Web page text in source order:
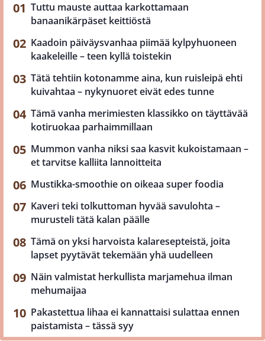
Tuttu mauste auttaa karkottamaan
banaanikärpäset keittiöstä
Kaadoin päiväysvanhaa piimää kylpyhuoneen
kaakeleille – teen kyllä toistekin
Tätä tehtiin kotonamme aina, kun ruisleipä ehti
kuivahtaa – nykynuoret eivät edes tunne
Tämä vanha merimiesten klassikko on täyttävää
kotiruokaa parhaimmillaan
Mummon vanha niksi saa kasvit kukoistamaan –
et tarvitse kalliita lannoitteita
Mustikka-smoothie on oikeaa super foodia
Kaveri teki tolkuttoman hyvää savulohta –
murusteli tätä kalan päälle
Tämä on yksi harvoista kalaresepteistä, joita
lapset pyytävät tekemään yhä uudelleen
Näin valmistat herkullista marjamehua ilman
mehumaijaa
Pakastettua lihaa ei kannattaisi sulattaa ennen
paistamista – tässä syy